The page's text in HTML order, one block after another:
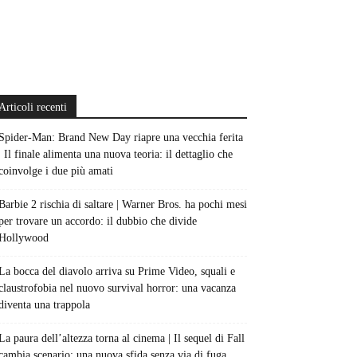
recenti
Man: Brand New Day riapre una vecchia ferita
Il finale alimenta una nuova teoria: il dettaglio che
i due più amati
2 rischia di saltare | Warner Bros. ha pochi mesi
trovare un accordo: il dubbio che divide
bocca del diavolo arriva su Prime Video, squali e
nel nuovo survival horror: una vacanza
una trappola
paura dell’altezza torna al cinema | Il sequel di Fall